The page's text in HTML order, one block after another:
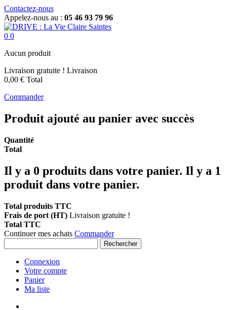
Contactez-nous
Appelez-nous au : 05 46 93 79 96
0 0
Aucun produit
Livraison gratuite ! Livraison
0,00 € Total
Commander
Produit ajouté au panier avec succès
Quantité
Total
Il y a 0 produits dans votre panier. Il y a 1
produit dans votre panier.
Total produits TTC
Frais de port (HT) Livraison gratuite !
Total TTC
Continuer mes achats Commander
Rechercher
Connexion
Votre compte
Panier
Ma liste